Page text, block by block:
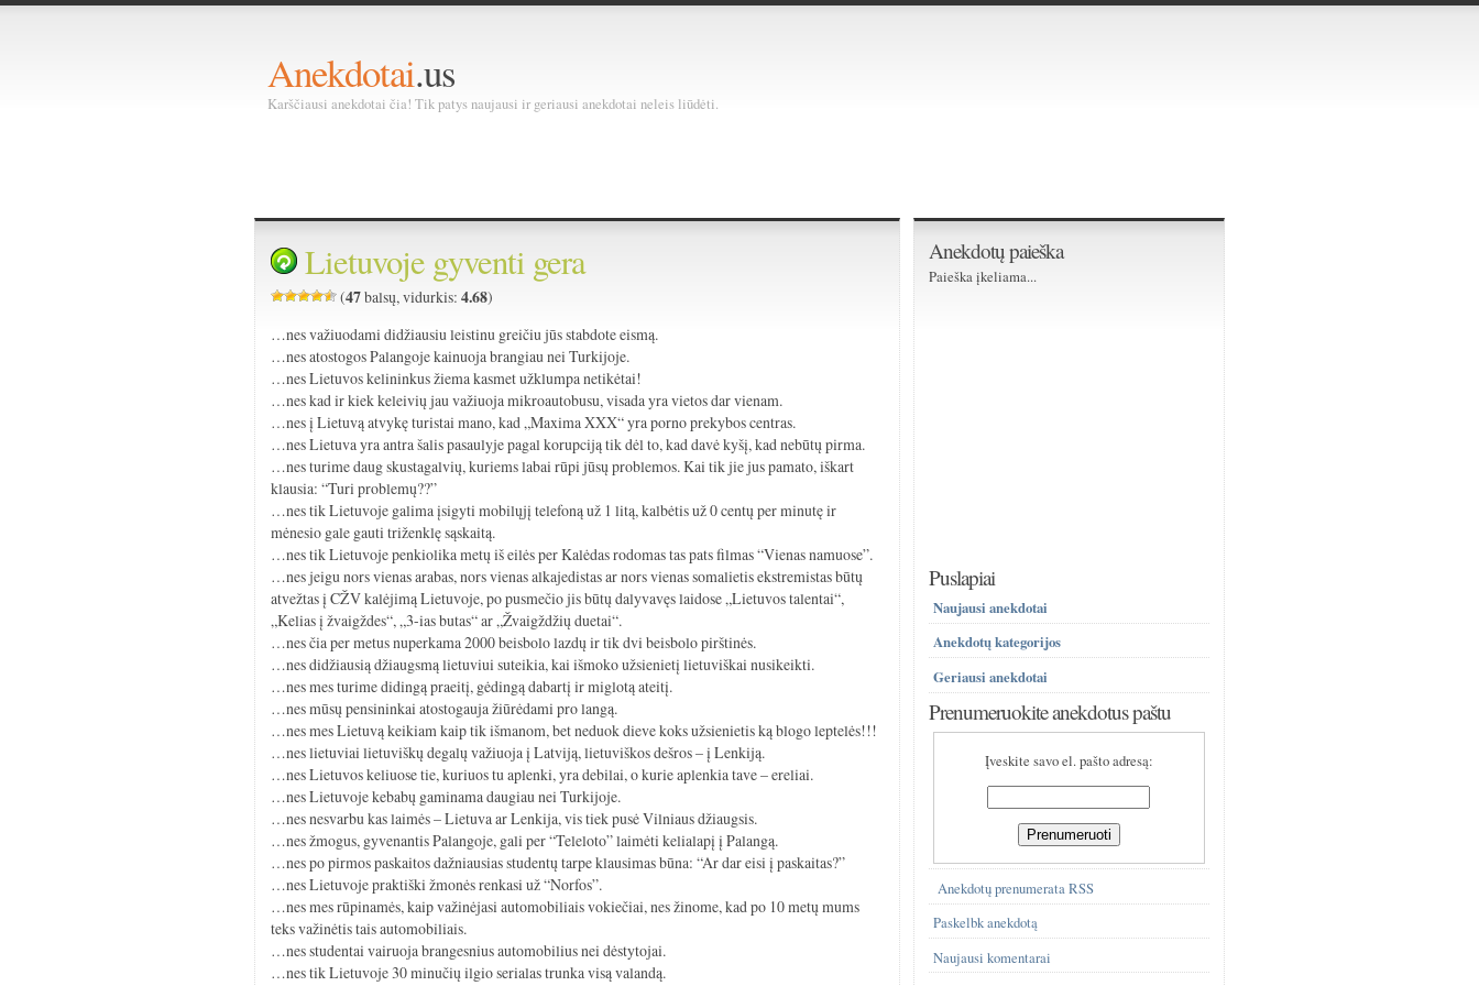
Anekdotai.us
Karščiausi anekdotai čia! Tik patys naujausi ir geriausi anekdotai neleis liūdėti.
Lietuvoje gyventi gera
(47balsų, vidurkis:4.68)
…nes važiuodami didžiausiu leistinu greičiu jūs stabdote eismą.
…nes atostogos Palangoje kainuoja brangiau nei Turkijoje.
…nes Lietuvos kelininkus žiema kasmet užklumpa netikėtai!
…nes kad ir kiek keleivių jau važiuoja mikroautobusu, visada yra vietos dar vienam.
…nes į Lietuvą atvykę turistai mano, kad „Maxima XXX“ yra porno prekybos centras.
…nes Lietuva yra antra šalis pasaulyje pagal korupciją tik dėl to, kad davė kyšį, kad nebūtų pirma.
…nes turime daug skustagalvių, kuriems labai rūpi jūsų problemos. Kai tik jie jus pamato, iškart
klausia: “Turi problemų??”
…nes tik Lietuvoje galima įsigyti mobilųjį telefoną už 1 litą, kalbėtis už 0 centų per minutę ir
mėnesio gale gauti triženklę sąskaitą.
…nes tik Lietuvoje penkiolika metų iš eilės per Kalėdas rodomas tas pats filmas “Vienas namuose”.
…nes jeigu nors vienas arabas, nors vienas alkajedistas ar nors vienas somalietis ekstremistas būtų
atvežtas į CŽV kalėjimą Lietuvoje, po pusmečio jis būtų dalyvavęs laidose „Lietuvos talentai“,
„Kelias į žvaigždes“, „3-ias butas“ ar „Žvaigždžių duetai“.
…nes čia per metus nuperkama 2000 beisbolo lazdų ir tik dvi beisbolo pirštinės.
…nes didžiausią džiaugsmą lietuviui suteikia, kai išmoko užsienietį lietuviškai nusikeikti.
…nes mes turime didingą praeitį, gėdingą dabartį ir miglotą ateitį.
…nes mūsų pensininkai atostogauja žiūrėdami pro langą.
…nes mes Lietuvą keikiam kaip tik išmanom, bet neduok dieve koks užsienietis ką blogo leptelės!!!
…nes lietuviai lietuviškų degalų važiuoja į Latviją, lietuviškos dešros – į Lenkiją.
…nes Lietuvos keliuose tie, kuriuos tu aplenki, yra debilai, o kurie aplenkia tave – ereliai.
…nes Lietuvoje kebabų gaminama daugiau nei Turkijoje.
…nes nesvarbu kas laimės – Lietuva ar Lenkija, vis tiek pusė Vilniaus džiaugsis.
…nes žmogus, gyvenantis Palangoje, gali per “Teleloto” laimėti kelialapį į Palangą.
…nes po pirmos paskaitos dažniausias studentų tarpe klausimas būna: “Ar dar eisi į paskaitas?”
…nes Lietuvoje praktiški žmonės renkasi už “Norfos”.
…nes mes rūpinamės, kaip važinėjasi automobiliais vokiečiai, nes žinome, kad po 10 metų mums
teks važinėtis tais automobiliais.
…nes studentai vairuoja brangesnius automobilius nei dėstytojai.
…nes tik Lietuvoje 30 minučių ilgio serialas trunka visą valandą.
Anekdotų paieška
Paieška įkeliama...
Puslapiai
Naujausi anekdotai
Anekdotų kategorijos
Geriausi anekdotai
Prenumeruokite anekdotus paštu
Įveskite savo el. pašto adresą:
Anekdotų prenumerata RSS
Paskelbk anekdotą
Naujausi komentarai